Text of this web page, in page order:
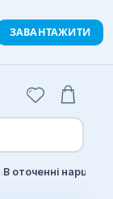
›
ЗАВАНТАЖИТИ